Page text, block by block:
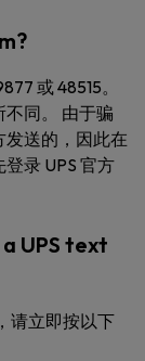
或 48515。
同。 由于骗
送的，因此在
录 UPS 官方
UPS text
请立即按以下